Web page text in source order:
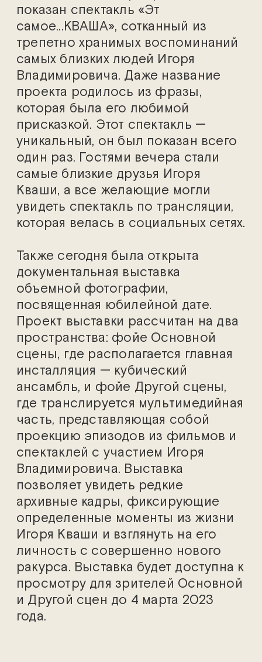
показан спектакль «Эт
самое...КВАША», сотканный из
трепетно хранимых воспоминаний
самых близких людей Игоря
Владимировича. Даже название
проекта родилось из фразы,
которая была его любимой
присказкой. Этот спектакль —
уникальный, он был показан всего
один раз. Гостями вечера стали
самые близкие друзья Игоря
Кваши, а все желающие могли
увидеть спектакль по трансляции,
которая велась в социальных сетях.
Также сегодня была открыта
документальная выставка
объемной фотографии,
посвященная юбилейной дате.
Проект выставки рассчитан на два
пространства: фойе Основной
сцены, где располагается главная
инсталляция — кубический
ансамбль, и фойе Другой сцены,
где транслируется мультимедийная
часть, представляющая собой
проекцию эпизодов из фильмов и
спектаклей с участием Игоря
Владимировича. Выставка
позволяет увидеть редкие
архивные кадры, фиксирующие
определенные моменты из жизни
Игоря Кваши и взглянуть на его
личность с совершенно нового
ракурса. Выставка будет доступна к
просмотру для зрителей Основной
и Другой сцен до 4 марта 2023
года.